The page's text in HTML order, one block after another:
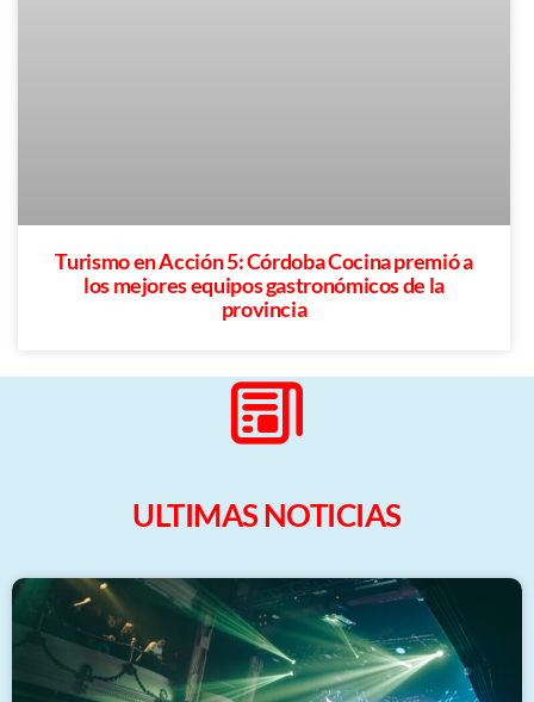
Turismo en Acción 5: Córdoba Cocina premió a
los mejores equipos gastronómicos de la
provincia
ULTIMAS NOTICIAS